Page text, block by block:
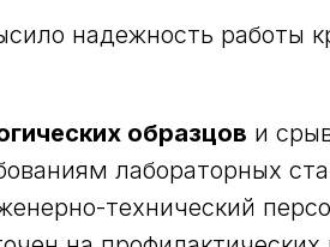
надежность работы
образцов и
лабораторных
технический